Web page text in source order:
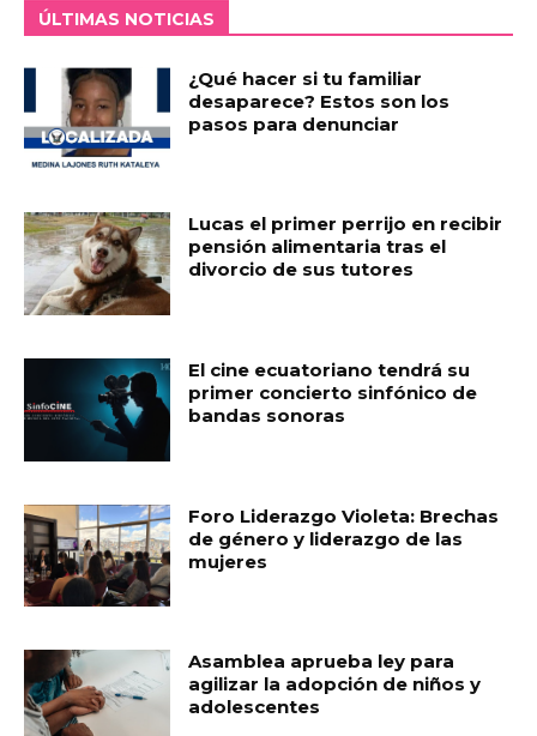
ÚLTIMAS NOTICIAS
¿Qué hacer si tu familiar
desaparece? Estos son los
pasos para denunciar
Lucas el primer perrijo en recibir
pensión alimentaria tras el
divorcio de sus tutores
El cine ecuatoriano tendrá su
primer concierto sinfónico de
bandas sonoras
Foro Liderazgo Violeta: Brechas
de género y liderazgo de las
mujeres
Asamblea aprueba ley para
agilizar la adopción de niños y
adolescentes